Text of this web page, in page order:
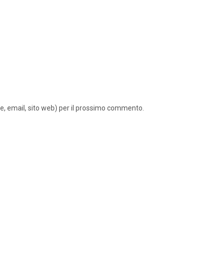
email, sito web) per il prossimo commento.